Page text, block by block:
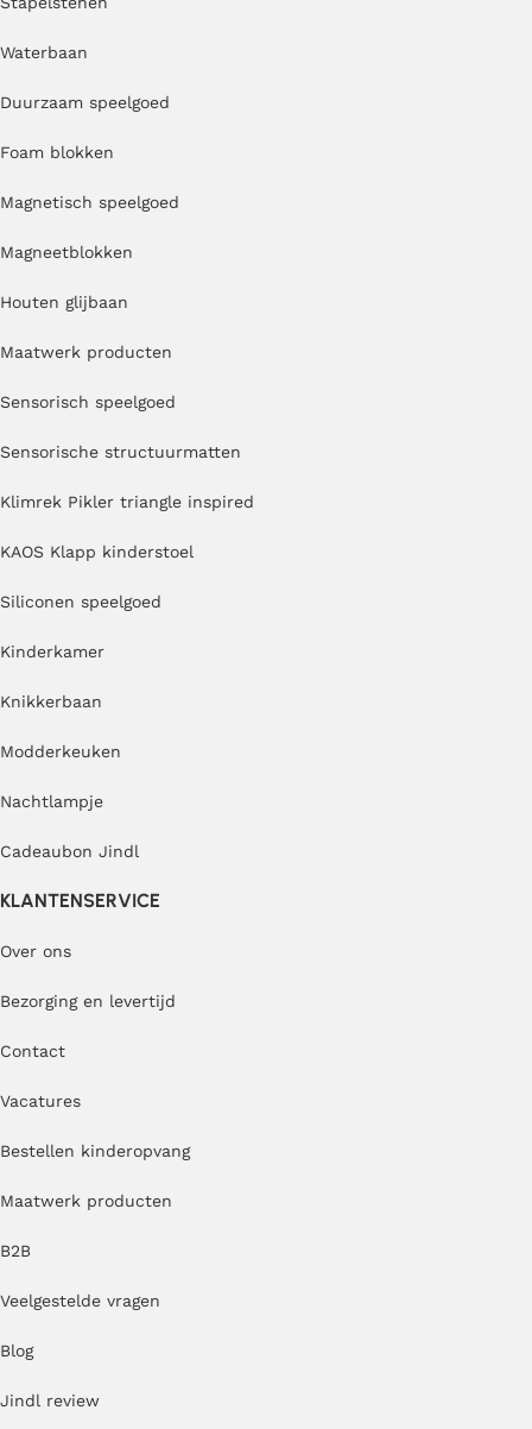
Waterbaan
Duurzaam speelgoed
Foam blokken
Magnetisch speelgoed
Magneetblokken
Houten glijbaan
Maatwerk producten
Sensorisch speelgoed
Sensorische structuurmatten
Klimrek Pikler triangle inspired
KAOS Klapp kinderstoel
Siliconen speelgoed
Kinderkamer
Knikkerbaan
Modderkeuken
Nachtlampje
Cadeaubon Jindl
KLANTENSERVICE
Over ons
Bezorging en levertijd
Contact
Vacatures
Bestellen kinderopvang
Maatwerk producten
B2B
Veelgestelde vragen
Blog
Jindl review